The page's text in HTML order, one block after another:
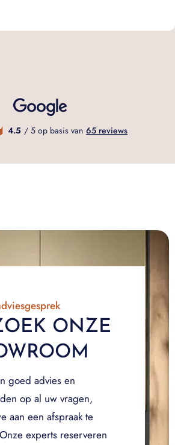
4.5 / 5 op basis van 65 reviews
ONZE
goed advies en
op al uw vragen,
aan een afspraak te
experts reserveren